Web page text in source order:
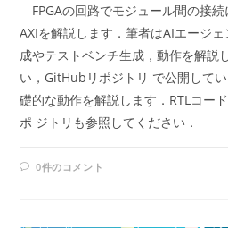
FPGAの回路でモジュール間の接
AXIを解説します．筆者はAIエージ
成やテストベンチ生成，動作を解説
い，GitHubリポジトリ で公開して
礎的な動作を解説します．RTLコー
ポ ジトリも参照してください．
0件のコメント